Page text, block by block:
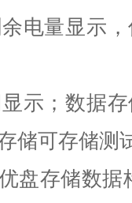
电量显示
示；数据
储可存储测
盘存储数据